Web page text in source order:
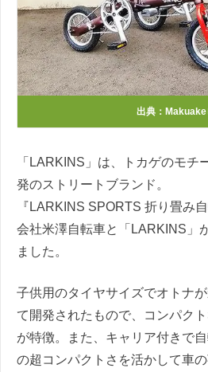
出典： Makuake
「LARKINS」は、トカゲのモチ
発のストリートブランド。
『LARKINS SPORTS 折り畳み
会社米澤自転車と「LARKINS」
ました。
子供用のタイヤサイズでオトナ
て開発されたもので、コンパク
が特徴。また、キャリア付きで
の超コンパクトさを活かして車